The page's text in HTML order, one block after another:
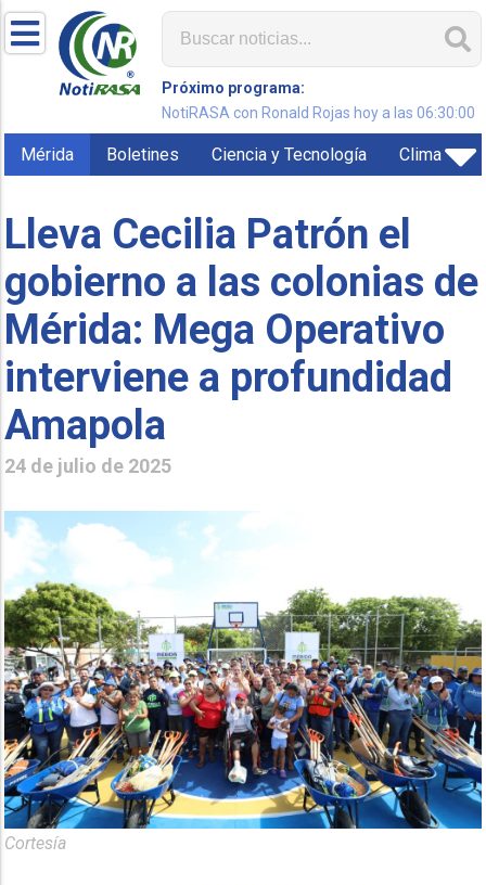
Próximo programa:
NotiRASA con Ronald Rojas hoy a las 06:30:00
Mérida Boletines Ciencia y Tecnología Clima
Lleva Cecilia Patrón el
gobierno a las colonias de
Mérida: Mega Operativo
interviene a profundidad
Amapola
24 de julio de 2025
Cortesía